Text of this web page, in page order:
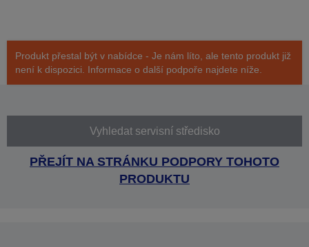
Produkt přestal být v nabídce - Je nám líto, ale tento produkt již
není k dispozici. Informace o další podpoře najdete níže.
Vyhledat servisní středisko
PŘEJÍT NA STRÁNKU PODPORY TOHOTO
PRODUKTU